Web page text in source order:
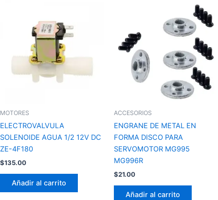
MOTORES
ELECTROVALVULA
SOLENOIDE AGUA 1/2 12V DC
ZE-4F180
$135.00
Añadir al carrito
ACCESORIOS
ENGRANE DE METAL EN
FORMA DISCO PARA
SERVOMOTOR MG995
MG996R
$21.00
Añadir al carrito